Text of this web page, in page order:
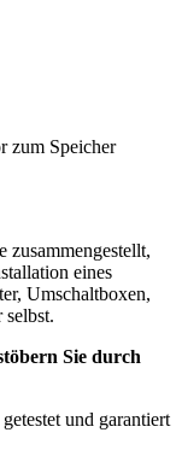
zum Speicher
zusammengestellt,
eines
Umschaltboxen,
Sie durch
und garantiert